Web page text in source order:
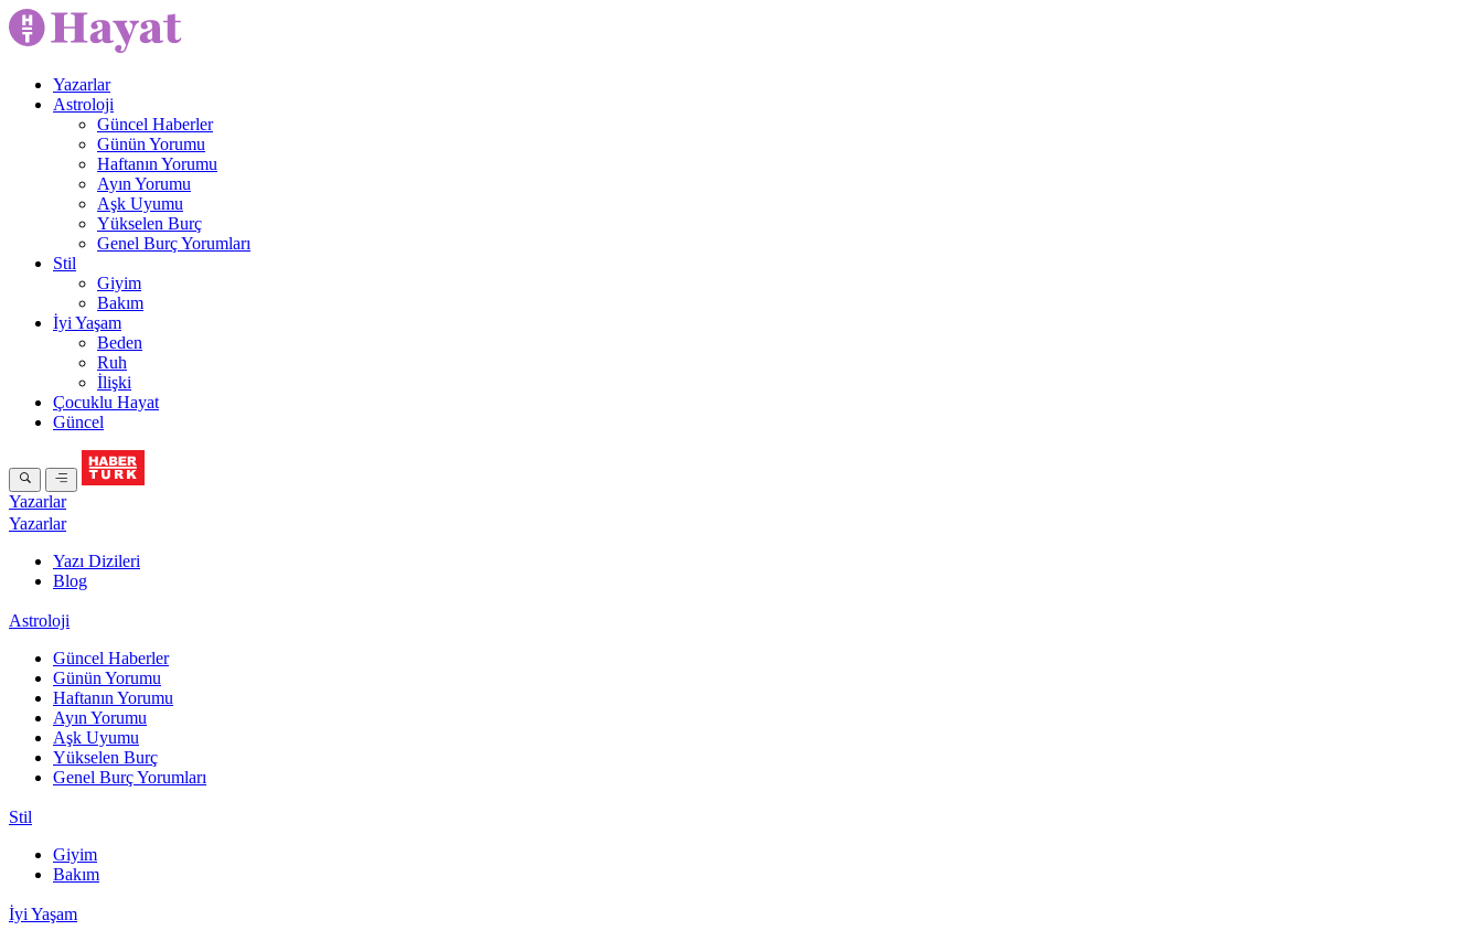
Yazarlar
Astroloji
Güncel Haberler
Günün Yorumu
Haftanın Yorumu
Ayın Yorumu
Aşk Uyumu
Yükselen Burç
Genel Burç Yorumları
Stil
Giyim
Bakım
İyi Yaşam
Beden
Ruh
İlişki
Çocuklu Hayat
Güncel
Yazarlar
Yazarlar
Yazı Dizileri
Blog
Astroloji
Güncel Haberler
Günün Yorumu
Haftanın Yorumu
Ayın Yorumu
Aşk Uyumu
Yükselen Burç
Genel Burç Yorumları
Stil
Giyim
Bakım
İyi Yaşam